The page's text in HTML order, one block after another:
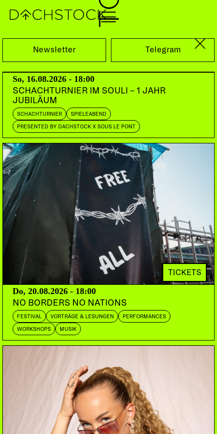
Sa, 11.05.2013
LIQUID SESSION
DJ MARKY BR | Innerground Records
STAMINA MC
FLOWRIAN
PULSAAR
LOCKEE
RYCK
DOORS:23:00
Die Liquid Sessions werden 20 Ausgaben jung und
präsentieren zu diesem Anlass ein Programm der
Unbestritten zählt die Kombo um DJ Marky und
Stamina MC zu der bekanntesten weltweit.
Natürlich muss in diesem Zusammenhang ihr
Überhit “LK” erwähnt werden, welcher es 2002 in
die UK-Single Charts (!) schaffte. DJ Marky brachte
Anfang der 90er Jahre, als einer der ersten DJs,
Newsletter Telegram
So, 16.08.2026 - 18:00
SCHACHTURNIER IM SOULI – 1 JAHR
JUBILÄUM
SCHACHTURNIER SPIELEABEND
PRESENTED BY DACHSTOCK X SOUS LE PONT
TICKETS
Do, 20.08.2026 - 18:00
NO BORDERS NO NATIONS
FESTIVAL VORTRÄGE & LESUNGEN PERFORMANCES
WORKSHOPS MUSIK